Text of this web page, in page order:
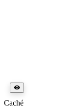
Caché